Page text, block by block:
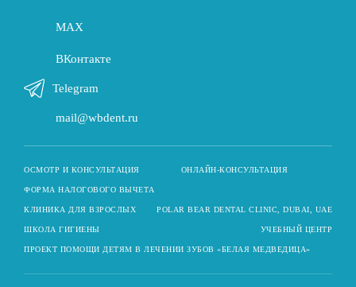
MAX
ВКонтакте
Telegram
mail@wbdent.ru
ОСМОТР И КОНСУЛЬТАЦИЯ ОНЛАЙН-КОНСУЛЬТАЦИЯ
ФОРМА НАЛОГОВОГО ВЫЧЕТА
КЛИНИКА ДЛЯ ВЗРОСЛЫХ POLAR BEAR DENTAL CLINIC, DUBAI, UAE
ШКОЛА ГИГИЕНЫ УЧЕБНЫЙ ЦЕНТР
ПРОЕКТ ПОМОЩИ ДЕТЯМ В ЛЕЧЕНИИ ЗУБОВ «БЕЛАЯ МЕДВЕДИЦА»